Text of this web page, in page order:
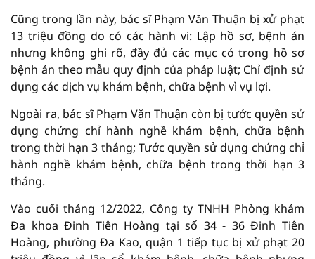
Cũng trong lần này, bác sĩ Phạm Văn Thuận bị xử phạt
13 triệu đồng do có các hành vi: Lập hồ sơ, bệnh án
nhưng không ghi rõ, đầy đủ các mục có trong hồ sơ
bệnh án theo mẫu quy định của pháp luật; Chỉ định sử
dụng các dịch vụ khám bệnh, chữa bệnh vì vụ lợi.
Ngoài ra, bác sĩ Phạm Văn Thuận còn bị tước quyền sử
dụng chứng chỉ hành nghề khám bệnh, chữa bệnh
trong thời hạn 3 tháng; Tước quyền sử dụng chứng chỉ
hành nghề khám bệnh, chữa bệnh trong thời hạn 3
tháng.
Vào cuối tháng 12/2022, Công ty TNHH Phòng khám
Đa khoa Đinh Tiên Hoàng tại số 34 - 36 Đinh Tiên
Hoàng, phường Đa Kao, quận 1 tiếp tục bị xử phạt 20